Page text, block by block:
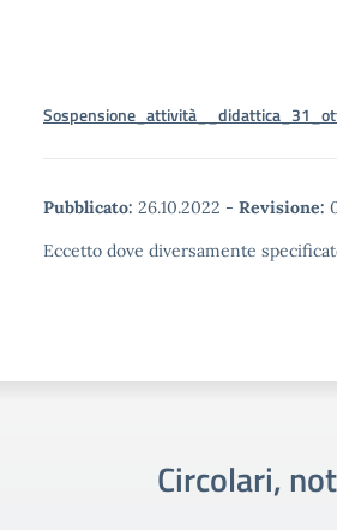
Pubblicato: 26.10.2022 - Revisione:
Eccetto dove diversamente
Circolari,